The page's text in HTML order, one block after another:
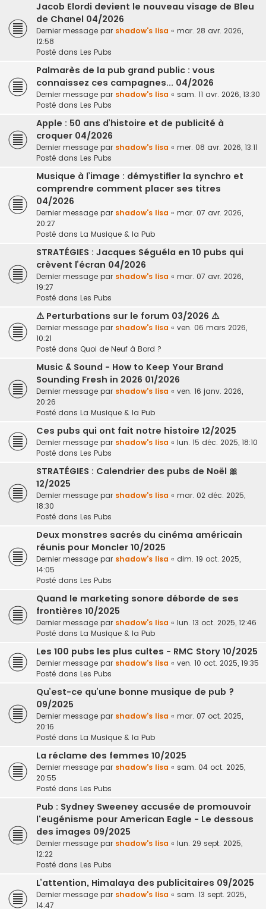
Jacob Elordi devient le nouveau visage de Bleu
de Chanel 04/2026
Dernier message par shadow's lisa « mar. 28 avr. 2026,
12:58
Posté dans Les Pubs
Palmarès de la pub grand public : vous
connaissez ces campagnes... 04/2026
Dernier message par shadow's lisa « sam. 11 avr. 2026, 13:30
Posté dans Les Pubs
Apple : 50 ans d’histoire et de publicité à
croquer 04/2026
Dernier message par shadow's lisa « mer. 08 avr. 2026, 13:11
Posté dans Les Pubs
Musique à l’image : démystifier la synchro et
comprendre comment placer ses titres
04/2026
Dernier message par shadow's lisa « mar. 07 avr. 2026,
20:27
Posté dans La Musique & la Pub
STRATÉGIES : Jacques Séguéla en 10 pubs qui
crèvent l’écran 04/2026
Dernier message par shadow's lisa « mar. 07 avr. 2026,
19:27
Posté dans Les Pubs
⚠ Perturbations sur le forum 03/2026 ⚠
Dernier message par shadow's lisa « ven. 06 mars 2026,
10:21
Posté dans Quoi de Neuf à Bord ?
Music & Sound - How to Keep Your Brand
Sounding Fresh in 2026 01/2026
Dernier message par shadow's lisa « ven. 16 janv. 2026,
20:26
Posté dans La Musique & la Pub
Ces pubs qui ont fait notre histoire 12/2025
Dernier message par shadow's lisa « lun. 15 déc. 2025, 18:10
Posté dans Les Pubs
STRATÉGIES : Calendrier des pubs de Noël 🎀
12/2025
Dernier message par shadow's lisa « mar. 02 déc. 2025,
18:30
Posté dans Les Pubs
Deux monstres sacrés du cinéma américain
réunis pour Moncler 10/2025
Dernier message par shadow's lisa « dim. 19 oct. 2025,
14:05
Posté dans Les Pubs
Quand le marketing sonore déborde de ses
frontières 10/2025
Dernier message par shadow's lisa « lun. 13 oct. 2025, 12:46
Posté dans La Musique & la Pub
Les 100 pubs les plus cultes - RMC Story 10/2025
Dernier message par shadow's lisa « ven. 10 oct. 2025, 19:35
Posté dans Les Pubs
Qu’est-ce qu’une bonne musique de pub ?
09/2025
Dernier message par shadow's lisa « mar. 07 oct. 2025,
20:16
Posté dans La Musique & la Pub
La réclame des femmes 10/2025
Dernier message par shadow's lisa « sam. 04 oct. 2025,
20:55
Posté dans Les Pubs
Pub : Sydney Sweeney accusée de promouvoir
l'eugénisme pour American Eagle - Le dessous
des images 09/2025
Dernier message par shadow's lisa « lun. 29 sept. 2025,
12:22
Posté dans Les Pubs
L’attention, Himalaya des publicitaires 09/2025
Dernier message par shadow's lisa « sam. 13 sept. 2025,
14:47